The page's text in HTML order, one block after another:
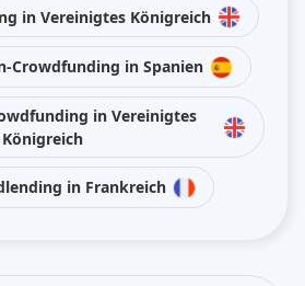
in Vereinigtes Königreich
Crowdfunding in Spanien
in Vereinigtes
Königreich
in Frankreich